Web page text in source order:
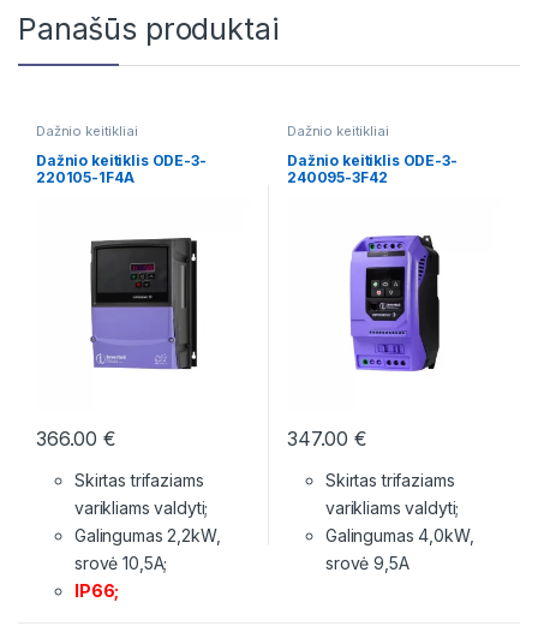
Panašūs produktai
Dažnio keitikliai
Dažnio keitiklis ODE-3-
220105-1F4A
366.00€
Skirtas trifaziams
varikliams valdyti;
Galingumas 2,2kW,
srovė 10,5A;
IP66;
Dažnio keitikliai
Dažnio keitiklis ODE-3-
240095-3F42
347.00€
Skirtas trifaziams
varikliams valdyti;
Galingumas 4,0kW,
srovė 9,5A